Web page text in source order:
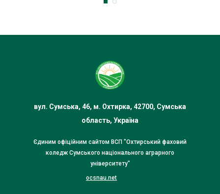
вул. Сумська, 46, м. Охтирка, 42700, Сумська
область, Україна
Єдиним офіційним сайтом ВСП "Охтирський фаховий
коледж Сумського національного аграрного
університету"
ocsnau.net